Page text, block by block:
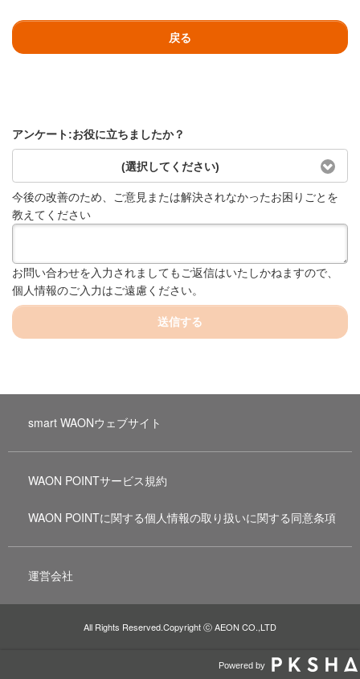
戻る
アンケート:お役に立ちましたか？
(選択してください)
今後の改善のため、ご意見または解決されなかったお困りごとを
教えてください
お問い合わせを入力されましてもご返信はいたしかねますので、
個人情報のご入力はご遠慮ください。
送信する
smart WAONウェブサイト
WAON POINTサービス規約
WAON POINTに関する個人情報の取り扱いに関する同意条項
運営会社
All Rights Reserved.Copyright ⓒ AEON CO.,LTD
Powered by